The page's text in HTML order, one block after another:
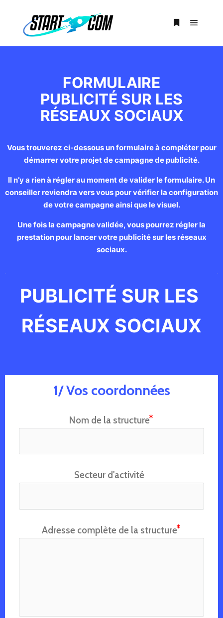
FORMULAIRE
PUBLICITÉ SUR LES
RÉSEAUX SOCIAUX
Vous trouverez ci-dessous un formulaire à compléter pour
démarrer votre projet de campagne de publicité.
Il n’y a rien à régler au moment de valider le formulaire.Un
conseiller reviendra vers vous pour vérifier la configuration
de votre campagne ainsi que le visuel.
Une fois la campagne validée, vous pourrez régler la
prestation pour lancer votre publicité sur les réseaux
sociaux.
PUBLICITÉ SUR LES
RÉSEAUX SOCIAUX
1/ Vos coordonnées
Nom de la structure
Secteur d'activité
Adresse complète de la structure